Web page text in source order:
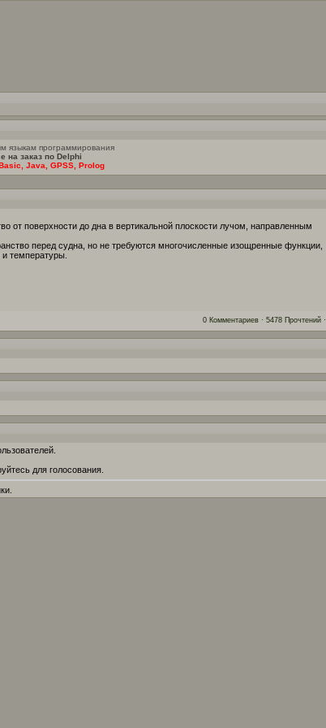
языкам программирования
на заказ по Delphi
Java, GPSS, Prolog
от поверхности до дна в вертикальной плоскости лучом, направленным
перед судна, но не требуются многочисленные изощренные функции,
температуры.
0 Комментариев · 5478 Прочтений ·
для голосования.